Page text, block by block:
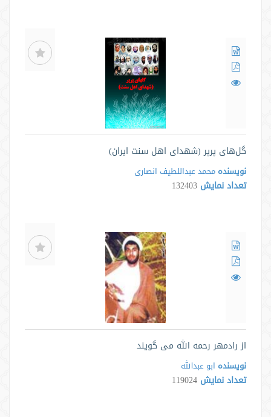
گل‌های پرپر (شهدای اهل سنت ایران)
نویسنده محمد عبداللطیف انصاری
تعداد نمایش 132403
از رادمهر رحمه الله می گویند
نویسنده ابو عبدالله
تعداد نمایش 119024